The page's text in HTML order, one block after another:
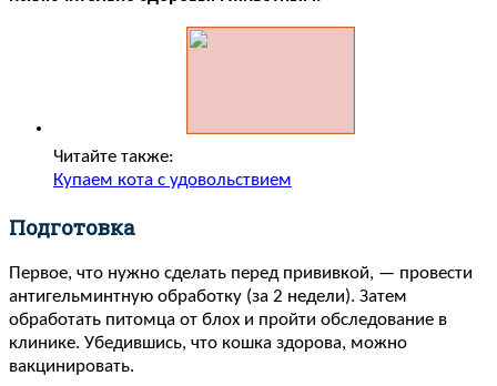
Читайте также:
Купаем кота с удовольствием
Подготовка
Первое, что нужно сделать перед прививкой, — провести
антигельминтную обработку (за 2 недели). Затем
обработать питомца от блох и пройти обследование в
клинике. Убедившись, что кошка здорова, можно
вакцинировать.